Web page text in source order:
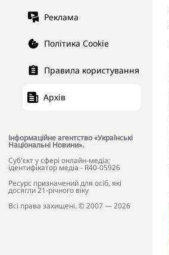
Реклама
Політика Cookie
Правила користування
Архів
Інформаційне агентство «Українські
Національні Новини».
Cуб'єкт у сфері онлайн-медіа;
ідентифікатор медіа - R40-05926
Ресурс призначений для осіб, які
досягли 21-річного віку
Всі права захищені. © 2007 — 2026